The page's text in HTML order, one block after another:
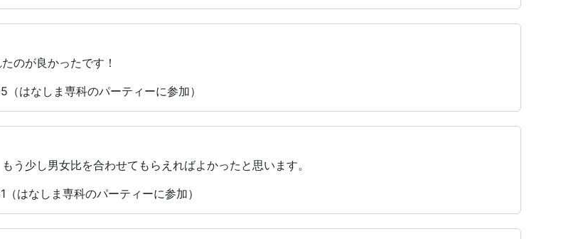
のが良かったです！
はなしま専科のパーティーに参加）
う少し男女比を合わせてもらえればよかったと思います。
はなしま専科のパーティーに参加）